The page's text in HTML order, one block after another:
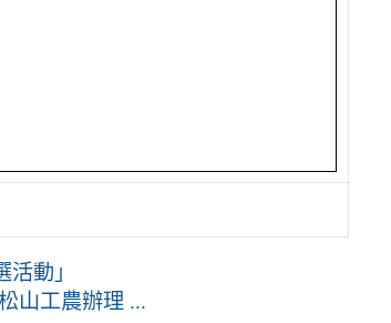
動」
山工農辦理 ...